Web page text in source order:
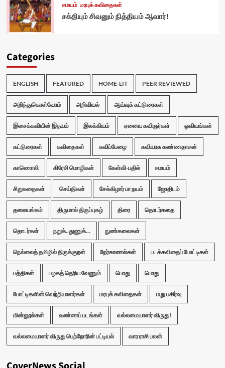
சமயம் மரபுக் கவிதைகள்
சக்தியும் சிவனும் நித்தியம் ஆவார்!
Categories
ENGLISH FEATURED HOME-LIT PEER REVIEWED
அறிந்துகொள்வோம் அறிவியல் ஆய்வுக் கட்டுரைகள்
இசைக்கவியின் இதயம் இலக்கியம் ஏனைய கவிஞர்கள் ஓவியங்கள்
கட்டுரைகள் கவிதைகள் கவிப்பேழை கவியரசு கண்ணதாசன்
காணொலி கிரேசி மொழிகள் கேள்வி-பதில் சமயம்
சிறுகதைகள் செய்திகள் சேக்கிழார் பா நயம் ஜோதிடம்
தலையங்கம் திருமால் திருப்புகழ் திரை தொடர்கதை
தொடர்கள் நறுக்..துணுக்... நுண்கலைகள்
நெல்லைத் தமிழில் திருக்குறள் நேர்காணல்கள் படக்கவிதைப் போட்டிகள்
பத்திகள் பழகத் தெரிய வேணும் பொது பொது
போட்டிகளின் வெற்றியாளர்கள் மரபுக் கவிதைகள் மறு பகிர்வு
மின்னூல்கள் வண்ணப் படங்கள் வல்லமையாளர் விருது!
வல்லமையாளர் விருது பெற்றோரின் பட்டியல் வார ராசி பலன்